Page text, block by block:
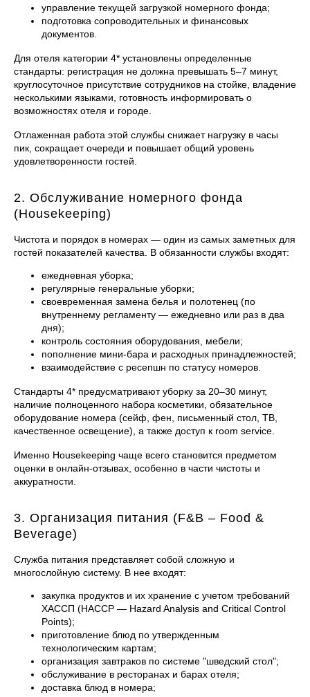
управление текущей загрузкой номерного фонда;
подготовка сопроводительных и финансовых
документов.
Для отеля категории 4* установлены определенные
стандарты: регистрация не должна превышать 5–7 минут,
круглосуточное присутствие сотрудников на стойке, владение
несколькими языками, готовность информировать о
возможностях отеля и городе.
Отлаженная работа этой службы снижает нагрузку в часы
пик, сокращает очереди и повышает общий уровень
удовлетворенности гостей.
2. Обслуживание номерного фонда
(Housekeeping)
Чистота и порядок в номерах — один из самых заметных для
гостей показателей качества. В обязанности службы входят:
ежедневная уборка;
регулярные генеральные уборки;
своевременная замена белья и полотенец (по
внутреннему регламенту — ежедневно или раз в два
дня);
контроль состояния оборудования, мебели;
пополнение мини-бара и расходных принадлежностей;
взаимодействие с ресепшн по статусу номеров.
Стандарты 4* предусматривают уборку за 20–30 минут,
наличие полноценного набора косметики, обязательное
оборудование номера (сейф, фен, письменный стол, ТВ,
качественное освещение), а также доступ к room service.
Именно Housekeeping чаще всего становится предметом
оценки в онлайн-отзывах, особенно в части чистоты и
аккуратности.
3. Организация питания (F&B – Food &
Beverage)
Служба питания представляет собой сложную и
многослойную систему. В нее входят:
закупка продуктов и их хранение с учетом требований
ХАССП (HACCP — Hazard Analysis and Critical Control
Points);
приготовление блюд по утвержденным
технологическим картам;
организация завтраков по системе "шведский стол";
обслуживание в ресторанах и барах отеля;
доставка блюд в номера;